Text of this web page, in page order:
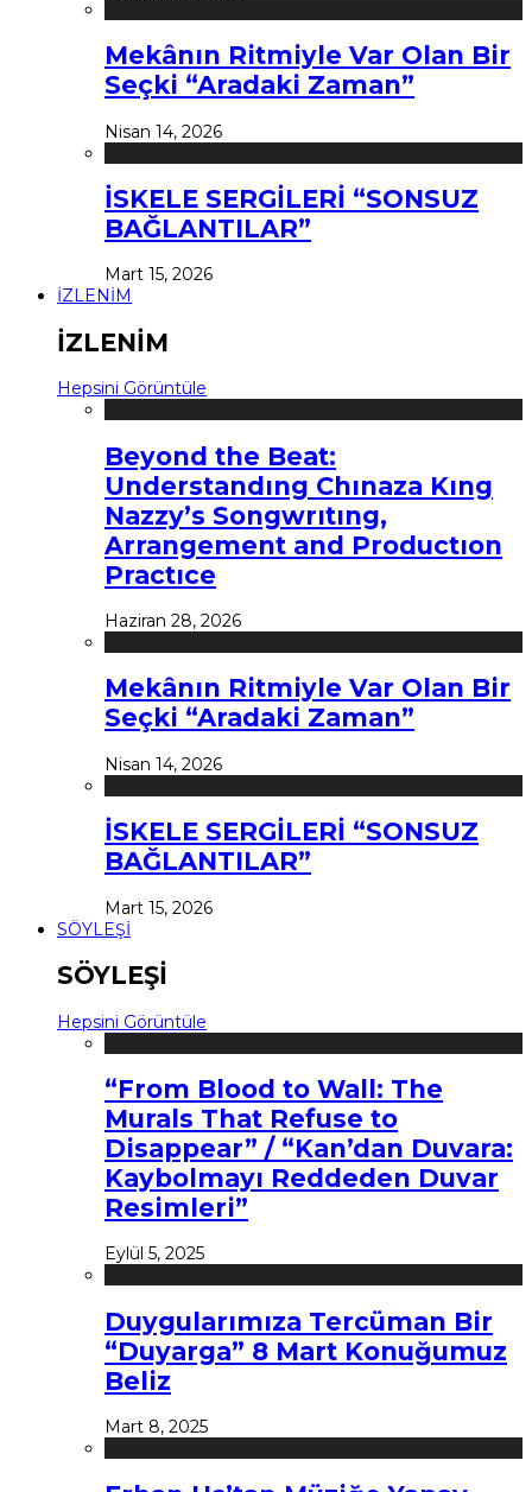
Mekânın Ritmiyle Var Olan Bir
Seçki “Aradaki Zaman”
Nisan 14, 2026
İSKELE SERGİLERİ “SONSUZ
BAĞLANTILAR”
Mart 15, 2026
İZLENİM
İZLENİM
Hepsini Görüntüle
Beyond the Beat:
Understandıng Chınaza Kıng
Nazzy’s Songwrıtıng,
Arrangement and Productıon
Practıce
Haziran 28, 2026
Mekânın Ritmiyle Var Olan Bir
Seçki “Aradaki Zaman”
Nisan 14, 2026
İSKELE SERGİLERİ “SONSUZ
BAĞLANTILAR”
Mart 15, 2026
SÖYLEŞİ
SÖYLEŞİ
Hepsini Görüntüle
“From Blood to Wall: The
Murals That Refuse to
Disappear” / “Kan’dan Duvara:
Kaybolmayı Reddeden Duvar
Resimleri”
Eylül 5, 2025
Duygularımıza Tercüman Bir
“Duyarga” 8 Mart Konuğumuz
Beliz
Mart 8, 2025